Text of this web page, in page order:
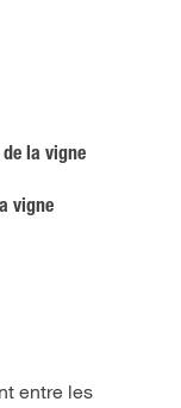
la vigne
vigne
entre les